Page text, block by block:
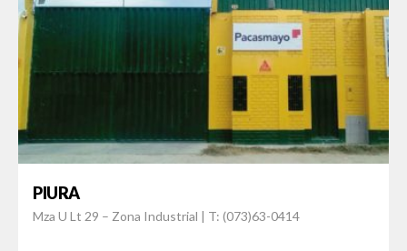
PIURA
Mza U Lt 29 – Zona Industrial | T: (073)63-0414